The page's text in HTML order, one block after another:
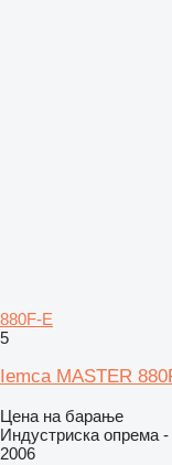
880F-E
5
Iemca MASTER
Цена на барање
Индустриска опрема
2006